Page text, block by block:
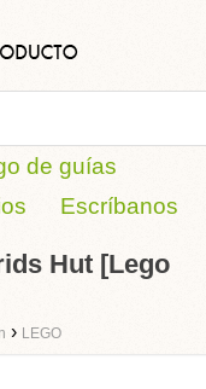
de guías
Escríbanos
Hut [Lego
› LEGO